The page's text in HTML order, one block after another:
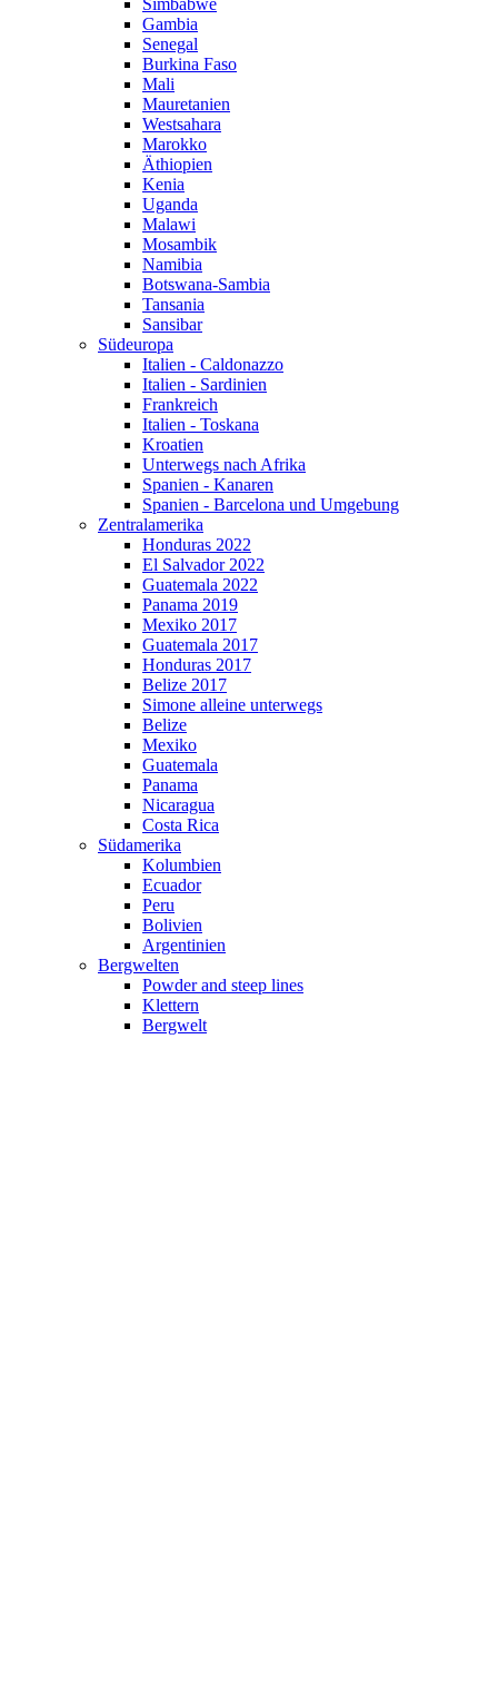
Simbabwe
Gambia
Senegal
Burkina Faso
Mali
Mauretanien
Westsahara
Marokko
Äthiopien
Kenia
Uganda
Malawi
Mosambik
Namibia
Botswana-Sambia
Tansania
Sansibar
Südeuropa
Italien - Caldonazzo
Italien - Sardinien
Frankreich
Italien - Toskana
Kroatien
Unterwegs nach Afrika
Spanien - Kanaren
Spanien - Barcelona und Umgebung
Zentralamerika
Honduras 2022
El Salvador 2022
Guatemala 2022
Panama 2019
Mexiko 2017
Guatemala 2017
Honduras 2017
Belize 2017
Simone alleine unterwegs
Belize
Mexiko
Guatemala
Panama
Nicaragua
Costa Rica
Südamerika
Kolumbien
Ecuador
Peru
Bolivien
Argentinien
Bergwelten
Powder and steep lines
Klettern
Bergwelt